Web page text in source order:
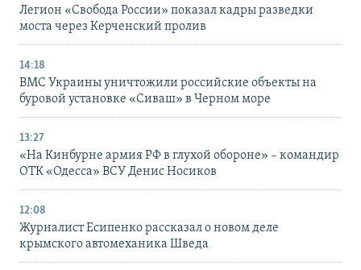
Легион «Свобода России» показал кадры разведки
моста через Керченский пролив
14:18
ВМС Украины уничтожили российские объекты на
буровой установке «Сиваш» в Черном море
13:27
«На Кинбурне армия РФ в глухой обороне» – командир
ОТК «Одесса» ВСУ Денис Носиков
12:08
Журналист Есипенко рассказал о новом деле
крымского автомеханика Шведа